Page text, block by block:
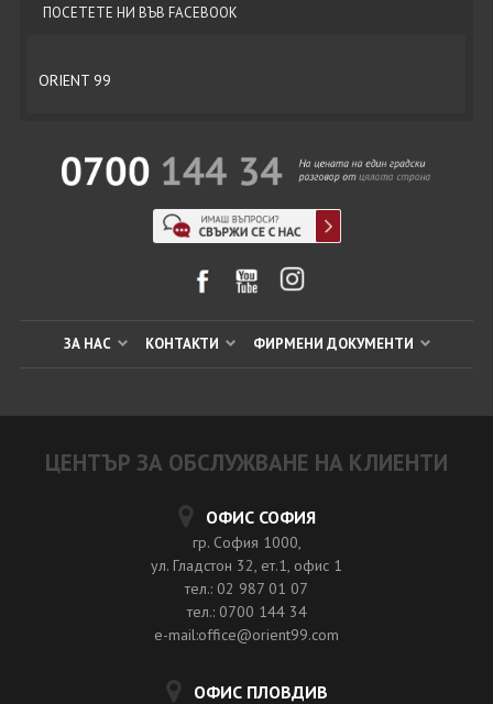
ПОСЕТЕТЕ НИ ВЪВ FACEBOOK
ORIENT 99
ЗА НАС КОНТАКТИ ФИРМЕНИ ДОКУМЕНТИ
ЦЕНТЪР ЗА ОБСЛУЖВАНЕ НА КЛИЕНТИ
ОФИС СОФИЯ
гр. София 1000,
ул. Гладстон 32, ет.1, офис 1
тел.: 02 987 01 07
тел.: 0700 144 34
e-mail:office@orient99.com
ОФИС ПЛОВДИВ